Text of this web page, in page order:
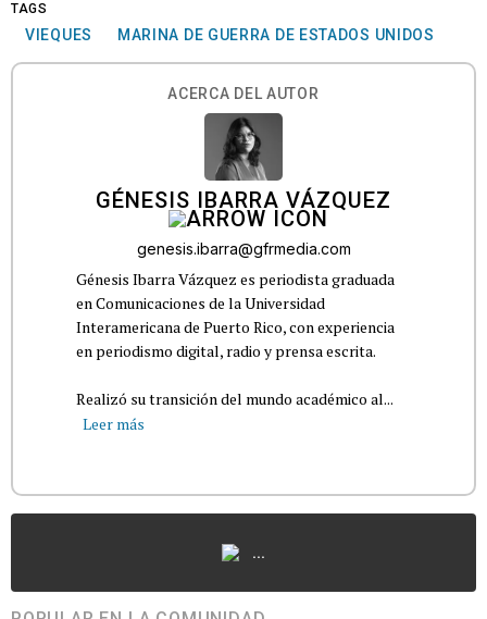
TAGS
VIEQUES MARINA DE GUERRA DE ESTADOS UNIDOS
ACERCA DEL AUTOR
GÉNESIS IBARRA VÁZQUEZ
genesis.ibarra@gfrmedia.com
Génesis Ibarra Vázquez es periodista graduada
en Comunicaciones de la Universidad
Interamericana de Puerto Rico, con experiencia
en periodismo digital, radio y prensa escrita.
Realizó su transición del mundo académico al...
Leer más
...